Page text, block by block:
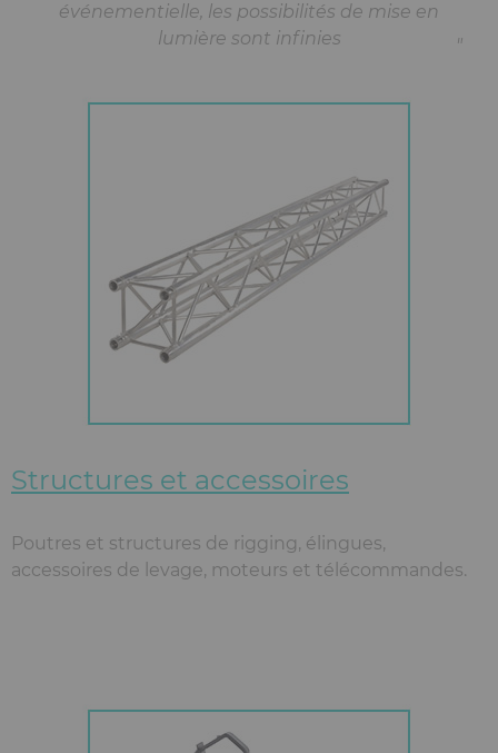
événementielle, les possibilités de mise en
lumière sont infinies
Structures et accessoires
Poutres et structures de rigging, élingues,
accessoires de levage, moteurs et télécommandes.